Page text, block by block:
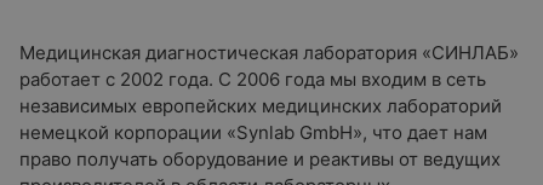
Медицинская диагностическая лаборатория «СИНЛАБ»
работает с 2002 года. С 2006 года мы входим в сеть
независимых европейских медицинских лабораторий
немецкой корпорации «Synlab GmbH», что дает нам
право получать оборудование и реактивы от ведущих